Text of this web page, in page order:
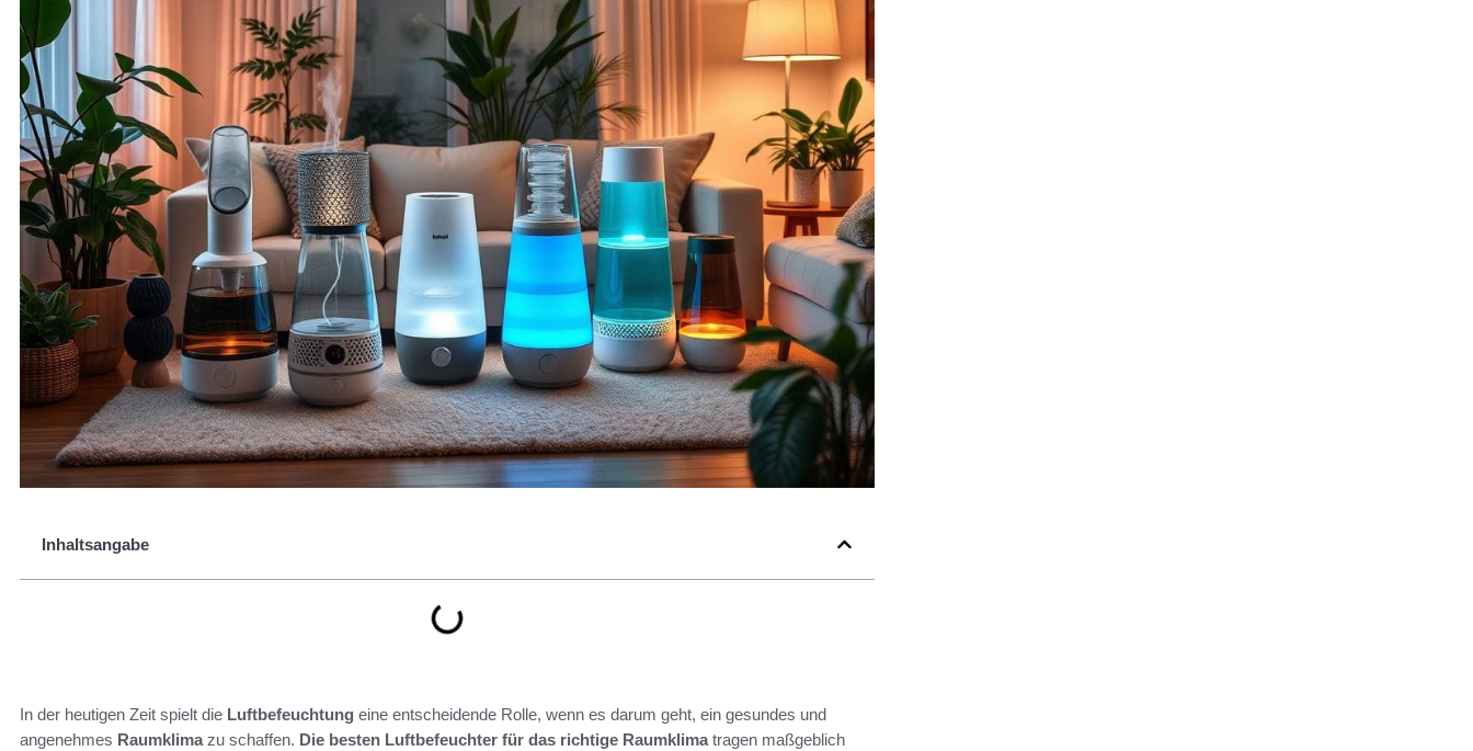
Inhaltsangabe
In der heutigen Zeit spielt die Luftbefeuchtung eine entscheidende Rolle, wenn es darum geht, ein gesundes und
angenehmes Raumklimazu schaffen. Die besten Luftbefeuchter für das richtige Raumklimatragen maßgeblich